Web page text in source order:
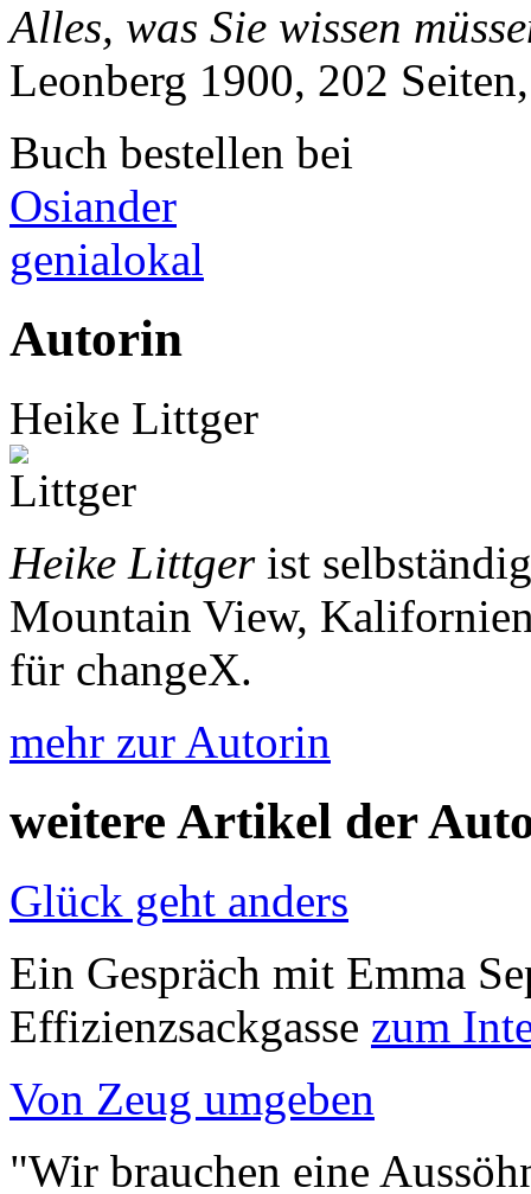
Alles, was Sie wissen
Leonberg 1900, 202
Buch bestellen bei
Osiander
genialokal
Autorin
Heike Littger
Heike Littgerist
Mountain View,
für changeX.
mehr zur Autorin
weitere Artikel der
Glück geht anders
Ein Gespräch mit Emma
Effizienzsackgasse zum
Von Zeug umgeben
"Wir brauchen eine